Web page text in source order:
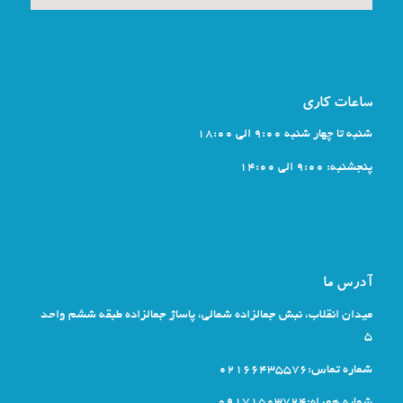
ساعات کاری
شنبه تا چهار شنبه 9:00 الی 18:00
پنجشنبه: 9:00 الی 14:00
آدرس ما
میدان انقلاب، نبش جمالزاده شمالی، پاساژ جمالزاده طبقه ششم واحد
5
شماره تماس:02166435576